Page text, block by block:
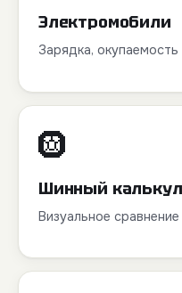
Электромобили
Зарядка,
🛞
Шинный
Визуальное